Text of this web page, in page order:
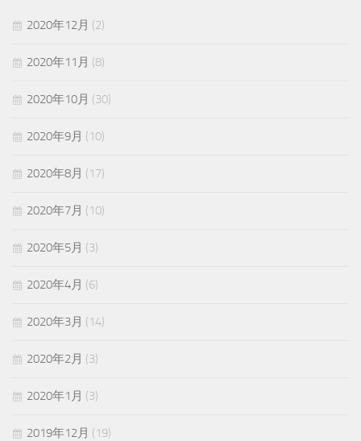
2020年12月 (2)
2020年11月 (8)
2020年10月 (30)
2020年9月 (10)
2020年8月 (17)
2020年7月 (10)
2020年5月 (3)
2020年4月 (6)
2020年3月 (14)
2020年2月 (3)
2020年1月 (3)
2019年12月 (19)